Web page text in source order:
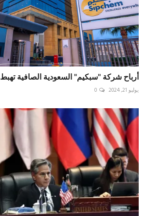
أرباح شركة "سبكيم" السعودية الصافية تهبط 61% في الربع ا...
يوليو 21, 2024 0